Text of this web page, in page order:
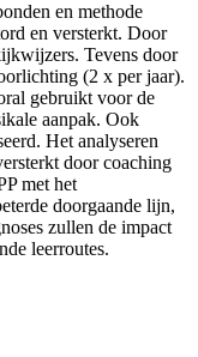
en methode
en versterkt. Door
Tevens door
(2 x per jaar).
gebruikt voor de
aanpak. Ook
Het analyseren
door coaching
met het
doorgaande lijn,
zullen de impact
leerroutes.